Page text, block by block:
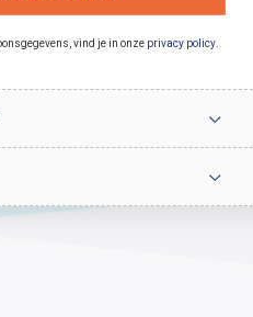
vind je in onze privacy policy